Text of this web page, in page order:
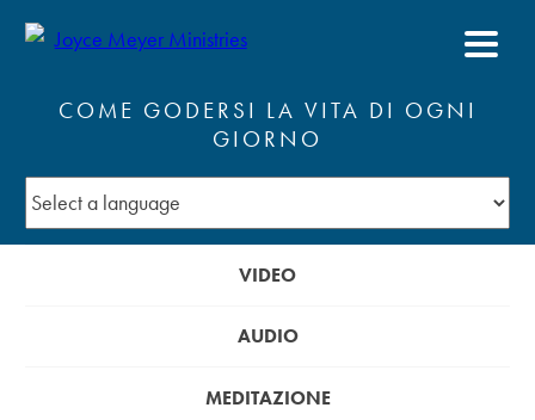
COME GODERSI LA VITA DI OGNI
GIORNO
VIDEO
AUDIO
MEDITAZIONE